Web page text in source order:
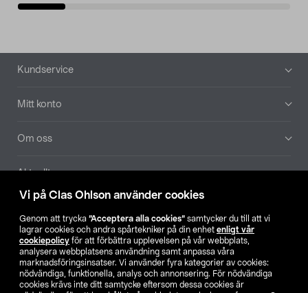
Vi på Clas Ohlson använder cookies
Genom att trycka ”Acceptera alla cookies” samtycker du till att vi
lagrar cookies och andra spårtekniker på din enhet enligt vår
cookiepolicy för att förbättra upplevelsen på vår webbplats,
analysera webbplatsens användning samt anpassa våra
marknadsföringsinsatser. Vi använder fyra kategorier av cookies:
nödvändiga, funktionella, analys och annonsering. För nödvändiga
cookies krävs inte ditt samtycke eftersom dessa cookies är
Sidfot
Kundservice
Mitt konto
Om oss
Aktuellt
Hitta butik
SE NO FI